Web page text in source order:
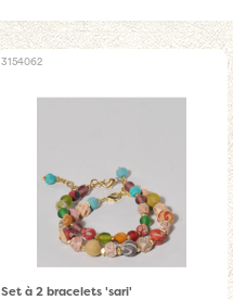
3154062
Set à 2 bracelets 'sari'